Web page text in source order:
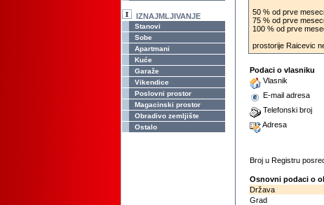
IZNAJMLJIVANJE
Stanovi
Sobe
Apartmani
Kuće
Garaže
Vikendice
Poslovni prostor
Magacinski prostor
Obradivo zemljište
Ostalo
50 % od prve
75 % od prve
100 % od prve
prostorije Raicevic
Podaci o vlasniku
Vlasnik
E-mail adresa
Telefonski broj
Adresa
Broj u Registru
Osnovni podaci o
Država
Grad